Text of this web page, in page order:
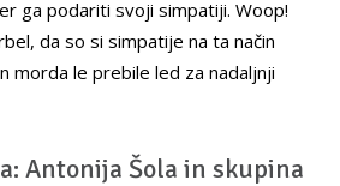
ga podariti svoji simpatiji. Woop!
da so si simpatije na ta način
morda le prebile led za nadaljnji
Antonija Šola in skupina